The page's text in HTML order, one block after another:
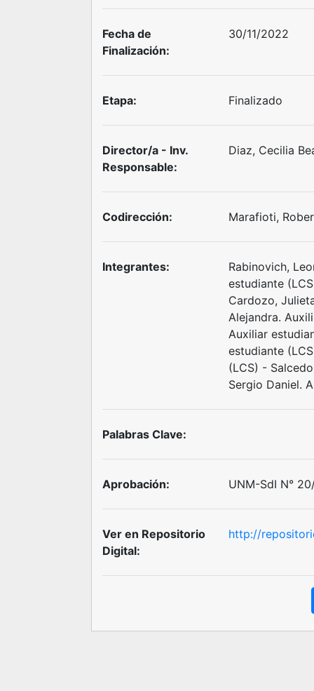
Fecha de
Finalización:
30/11/2022
Etapa: Finalizado
Director/a - Inv.
Responsable:
Diaz, Cecilia
Codirección: Marafioti,
Integrantes:
Rabinovich,
estudiante
Cardozo,
Alejandra.
Auxiliar
estudiante
(LCS) -
Sergio Daniel.
Palabras Clave:
Aprobación: UNM-SdI N°
Ver en Repositorio
Digital:
http://